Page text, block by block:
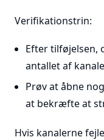
Verifikationstrin:
Efter tilføjelsen,
antallet af
Prøv at åbne
at bekræfte at
Hvis kanalerne